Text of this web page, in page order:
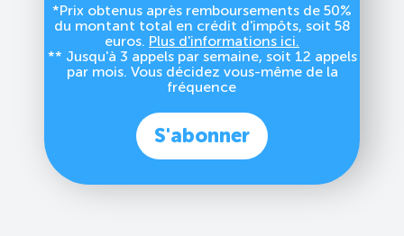
*Prix obtenus après remboursements de 50%
du montant total en crédit d'impôts, soit 58
euros. Plus d'informations ici.
** Jusqu'à 3 appels par semaine, soit 12 appels
par mois. Vous décidez vous-même de la
fréquence
S'abonner